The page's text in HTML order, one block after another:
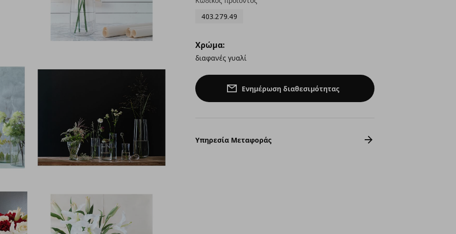
403.279.49
Χρώμα:
διαφανές γυαλί
Ενημέρωση διαθεσιμότητας
Υπηρεσία Μεταφοράς